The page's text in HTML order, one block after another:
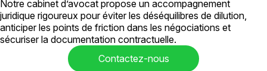
Notre cabinet d’avocat propose un accompagnement
juridique rigoureux pour éviter les déséquilibres de dilution,
anticiper les points de friction dans les négociations et
sécuriser la documentation contractuelle.
Contactez-nous